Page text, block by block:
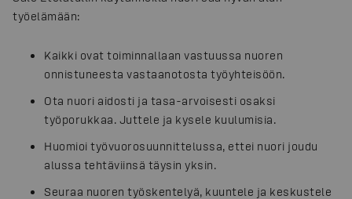
työelämään:
Kaikki ovat toiminnallaan vastuussa nuoren
onnistuneesta vastaanotosta työyhteisöön.
Ota nuori aidosti ja tasa-arvoisesti osaksi
työporukkaa. Juttele ja kysele kuulumisia.
Huomioi työvuorosuunnittelussa, ettei nuori joudu
alussa tehtäviinsä täysin yksin.
Seuraa nuoren työskentelyä, kuuntele ja keskustele